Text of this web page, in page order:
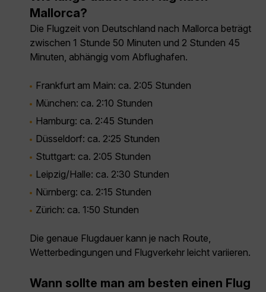
Mallorca?
Die Flugzeit von Deutschland nach Mallorca beträgt
zwischen 1 Stunde 50 Minuten und 2 Stunden 45
Minuten, abhängig vom Abflughafen.
Frankfurt am Main: ca. 2:05 Stunden
München: ca. 2:10 Stunden
Hamburg: ca. 2:45 Stunden
Düsseldorf: ca. 2:25 Stunden
Stuttgart: ca. 2:05 Stunden
Leipzig/Halle: ca. 2:30 Stunden
Nürnberg: ca. 2:15 Stunden
Zürich: ca. 1:50 Stunden
Die genaue Flugdauer kann je nach Route,
Wetterbedingungen und Flugverkehr leicht variieren.
Wann sollte man am besten einen Flug